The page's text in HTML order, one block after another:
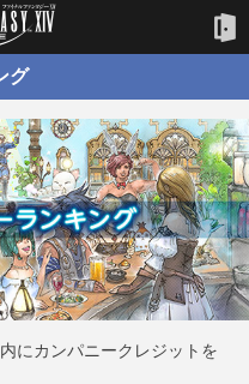
グ
にカンパニークレジットを